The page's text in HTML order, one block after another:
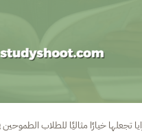
تجعلها خيارًا مثاليًا للطلاب